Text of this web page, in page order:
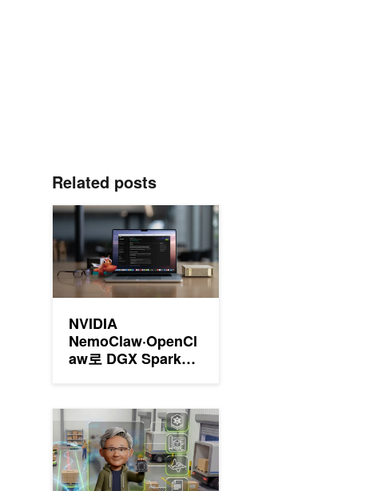
Related posts
NVIDIA
NemoClaw·OpenCl
aw로 DGX Spark에
기
NVIDIA NemoClaw·OpenClaw로 DGX Spark에 더 안전한 상
NVIDIA cuOpt 에이전트 스킬로 공급망 의사결정 시스템을